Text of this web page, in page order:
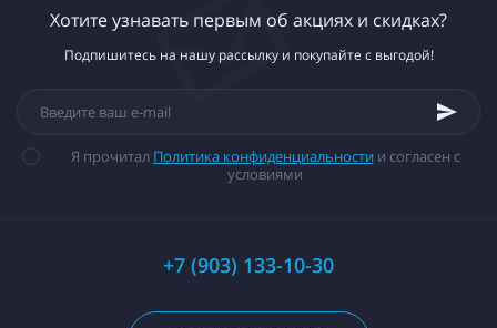
Хотите узнавать первым об акциях и скидках?
Подпишитесь на нашу рассылку и покупайте с выгодой!
Я прочитал Политика конфиденциальности и согласен с
условиями
+7 (903) 133-10-30